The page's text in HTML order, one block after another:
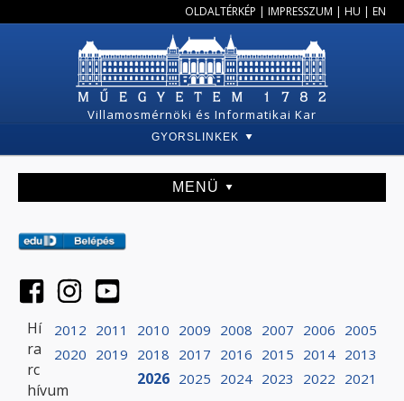
OLDALTÉRKÉP | IMPRESSZUM | HU | EN
Villamosmérnöki és Informatikai Kar
GYORSLINKEK
MENÜ
2005
2006
2007
2008
2009
2010
2011
2012
2013
2014
2015
2016
2017
2018
2019
2020
2021
2022
2023
2024
2025
2026
Hí
ra
rc
hívum